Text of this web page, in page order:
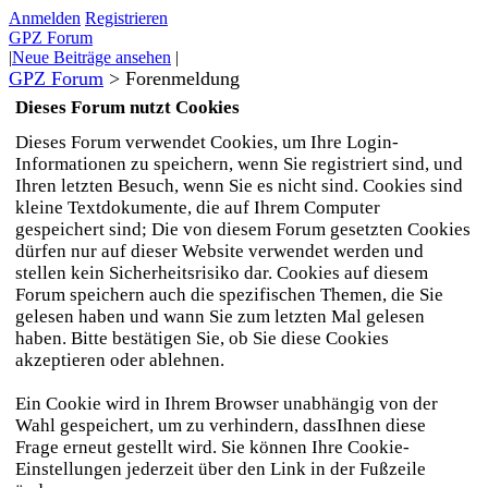
Anmelden Registrieren
GPZ Forum
|Neue Beiträge ansehen |
GPZ Forum > Forenmeldung
Dieses Forum nutzt Cookies
Dieses Forum verwendet Cookies, um Ihre Login-
Informationen zu speichern, wenn Sie registriert sind, und
Ihren letzten Besuch, wenn Sie es nicht sind. Cookies sind
kleine Textdokumente, die auf Ihrem Computer
gespeichert sind; Die von diesem Forum gesetzten Cookies
dürfen nur auf dieser Website verwendet werden und
stellen kein Sicherheitsrisiko dar. Cookies auf diesem
Forum speichern auch die spezifischen Themen, die Sie
gelesen haben und wann Sie zum letzten Mal gelesen
haben. Bitte bestätigen Sie, ob Sie diese Cookies
akzeptieren oder ablehnen.
Ein Cookie wird in Ihrem Browser unabhängig von der
Wahl gespeichert, um zu verhindern, dassIhnen diese
Frage erneut gestellt wird. Sie können Ihre Cookie-
Einstellungen jederzeit über den Link in der Fußzeile